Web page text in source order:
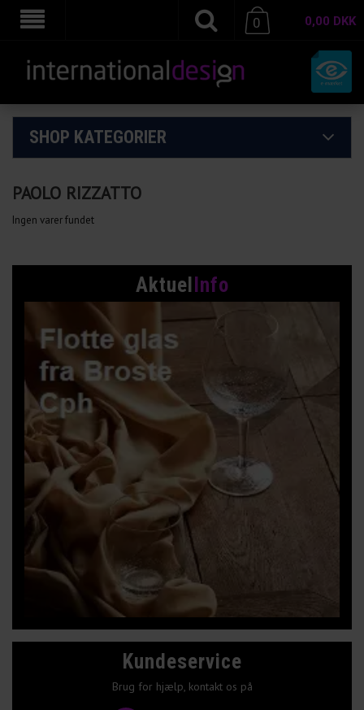
0,00 DKK
0
SHOP KATEGORIER
Aktuel Info
Kundeservice
Brug for hjælp, kontakt os på
PAOLO RIZZATTO
Ingen varer fundet